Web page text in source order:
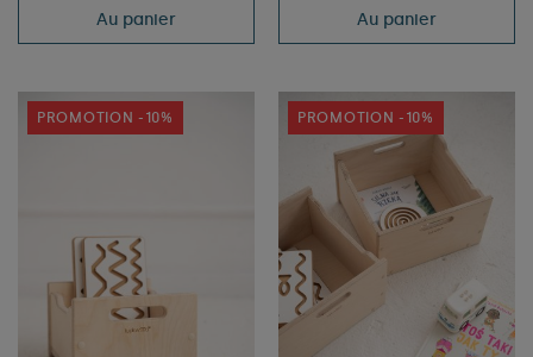
Au panier Au panier
PROMOTION -10% PROMOTION -10%